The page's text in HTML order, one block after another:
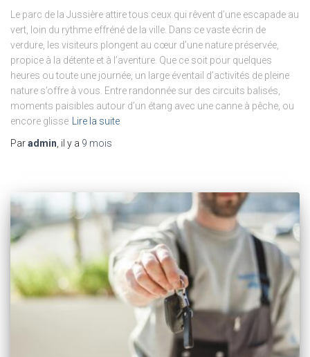
Le parc de la Jussière attire tous ceux qui rêvent d’une escapade au
vert, loin du rythme effréné de la ville. Dans ce vaste écrin de
verdure, les visiteurs plongent au cœur d’une nature préservée,
propice à la détente et à l’aventure. Que ce soit pour quelques
heures ou toute une journée, un large éventail d’activités de pleine
nature s’offre à vous. Entre randonnée sur des circuits balisés,
moments paisibles autour d’un étang avec une canne à pêche, ou
encore glisse
Lire la suite
Paradmin , il y a 9 mois